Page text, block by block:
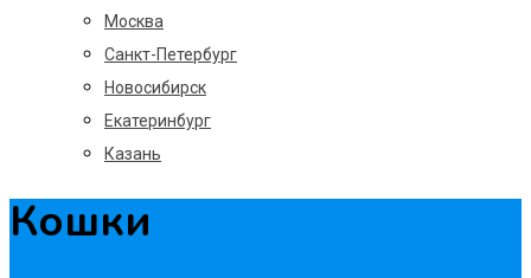
Москва
Санкт-Петербург
Новосибирск
Екатеринбург
Казань
Кошки